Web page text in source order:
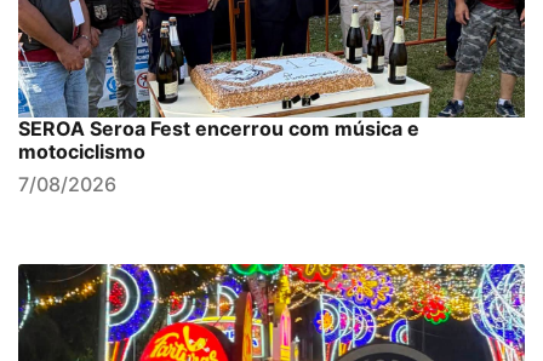
SEROA Seroa Fest encerrou com música e
motociclismo
7/08/2026